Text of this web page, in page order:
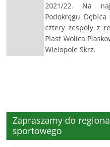
2021/22. Na
Podokręgu
cztery zespoły z
Piast Wolica
Wielopole Skrz.
Zapraszamy do
sportowego